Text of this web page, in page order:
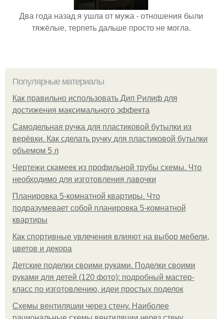
Два года назад я ушла от мужа - отношения были
тяжёлые, терпеть дальше просто не могла.
Популярные материалы
Как правильно использовать Дип Рилиф для
достижения максимального эффекта
Самодельная ручка для пластиковой бутылки из
верёвки. Как сделать ручку для пластиковой бутылки
объемом 5 л
Чертежи скамеек из профильной трубы схемы. Что
необходимо для изготовления лавочки
Планировка 5-комнатной квартиры. Что
подразумевает собой планировка 5-комнатной
квартиры
Как спортивные увлечения влияют на выбор мебели,
цветов и декора
Детские поделки своими руками. Поделки своими
руками для детей (120 фото): подробный мастер-
класс по изготовлению, идеи простых поделок
Схемы вентиляции через стену. Наиболее